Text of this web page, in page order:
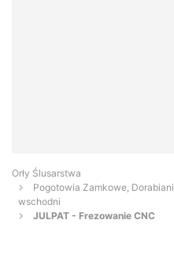
Orły Ślusarstwa
Pogotowia Zamkowe,
wschodni
JULPAT - Frezowanie CNC